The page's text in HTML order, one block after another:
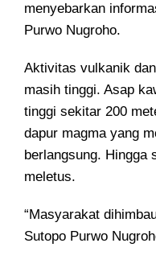
menyebarkan
Purwo Nugroho.
Aktivitas vulkanik
masih tinggi. Asap
tinggi sekitar 200
dapur magma yang
berlangsung. Hingga
meletus.
“Masyarakat
Sutopo Purwo